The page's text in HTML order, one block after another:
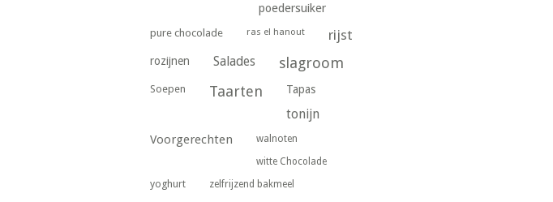
poedersuiker
pure chocolade ras el hanout rijst
rozijnen Salades slagroom
Soepen Taarten Tapas
tonijn
Voorgerechten
walnoten
witte Chocolade
yoghurt zelfrijzend bakmeel